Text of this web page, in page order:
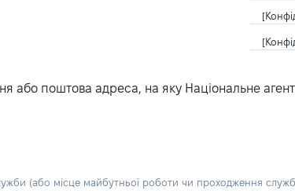
або поштова адреса, на яку Національне
(або місце майбутньої роботи чи проходження